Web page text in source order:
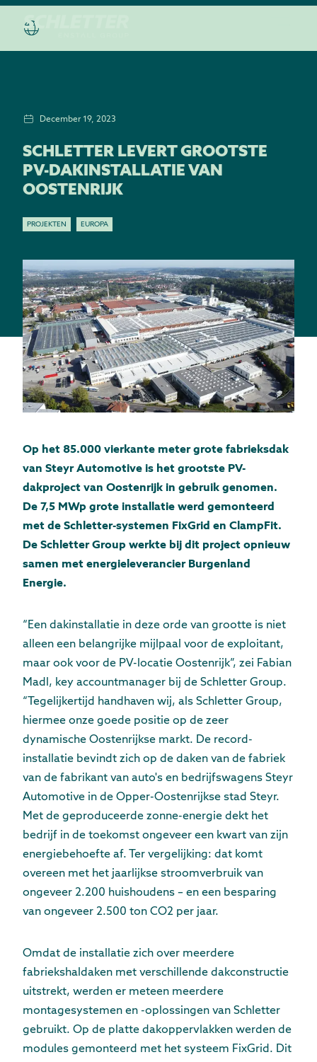
December 19, 2023
SCHLETTER LEVERT GROOTSTE
PV-DAKINSTALLATIE VAN
OOSTENRIJK
PROJEKTEN EUROPA
Op het 85.000 vierkante meter grote fabrieksdak
van Steyr Automotive is het grootste PV-
dakproject van Oostenrijk in gebruik genomen.
De 7,5 MWp grote installatie werd gemonteerd
met de Schletter-systemen FixGrid en ClampFit.
De Schletter Group werkte bij dit project opnieuw
samen met energieleverancier Burgenland
Energie.
“Een dakinstallatie in deze orde van grootte is niet
alleen een belangrijke mijlpaal voor de exploitant,
maar ook voor de PV-locatie Oostenrijk”, zei Fabian
Madl, key accountmanager bij de Schletter Group.
“Tegelijkertijd handhaven wij, als Schletter Group,
hiermee onze goede positie op de zeer
dynamische Oostenrijkse markt. De record-
installatie bevindt zich op de daken van de fabriek
van de fabrikant van auto's en bedrijfswagens Steyr
Automotive in de Opper-Oostenrijkse stad Steyr.
Met de geproduceerde zonne-energie dekt het
bedrijf in de toekomst ongeveer een kwart van zijn
energiebehoefte af. Ter vergelijking: dat komt
overeen met het jaarlijkse stroomverbruik van
ongeveer 2.200 huishoudens – en een besparing
van ongeveer 2.500 ton CO2 per jaar.
Omdat de installatie zich over meerdere
fabriekshaldaken met verschillende dakconstructie
uitstrekt, werden er meteen meerdere
montagesystemen en -oplossingen van Schletter
gebruikt. Op de platte dakoppervlakken werden de
modules gemonteerd met het systeem FixGrid. Dit